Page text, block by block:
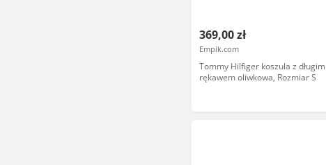
369,00 zł
Empik.com
Tommy Hilfiger koszula z długim
rękawem oliwkowa, Rozmiar S